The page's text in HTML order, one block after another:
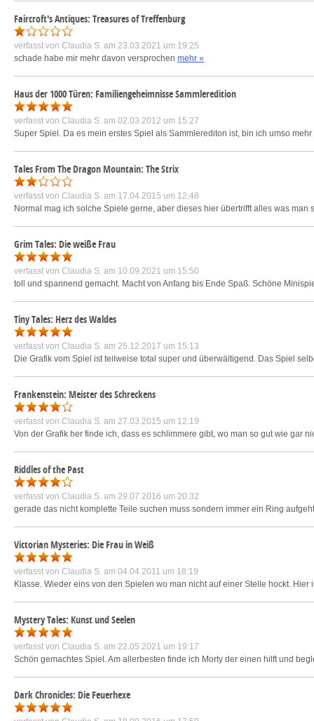
Faircroft's Antiques: Treasures of Treffenburg
verfasst von Claudia S. am 23.03.2021 um 19:25
schade habe mir mehr davon versprochen mehr »
Haus der 1000 Türen: Familiengeheimnisse Sammleredition
verfasst von Claudia S. am 02.03.2012 um 15:27
Super Spiel. Da es mein erstes Spiel als Sammlerediton ist, bin ich umso
Tales From The Dragon Mountain: The Strix
verfasst von Claudia S. am 17.04.2015 um 12:48
Normal mag ich solche Spiele gerne, aber dieses hier übertrifft alles was
Grim Tales: Die weiße Frau
verfasst von Claudia S. am 10.09.2021 um 15:50
toll und spannend gemacht. Macht von Anfang bis Ende Spaß. Schöne
Tiny Tales: Herz des Waldes
verfasst von Claudia S. am 25.12.2017 um 15:13
Die Grafik vom Spiel ist teilweise total super und überwältigend. Das Spiel
Frankenstein: Meister des Schreckens
verfasst von Claudia S. am 27.03.2015 um 12:19
Von der Grafik her finde ich, dass es schlimmere gibt, wo man so gut wie gar
Riddles of the Past
verfasst von Claudia S. am 29.07.2016 um 20:32
gerade das nicht komplette Teile suchen muss sondern immer ein Ring
Victorian Mysteries: Die Frau in Weiß
verfasst von Claudia S. am 04.04.2011 um 18:19
Klasse. Wieder eins von den Spielen wo man nicht auf einer Stelle hockt.
Mystery Tales: Kunst und Seelen
verfasst von Claudia S. am 22.05.2021 um 19:17
Schön gemachtes Spiel. Am allerbesten finde ich Morty der einen hilft und
Dark Chronicles: Die Feuerhexe